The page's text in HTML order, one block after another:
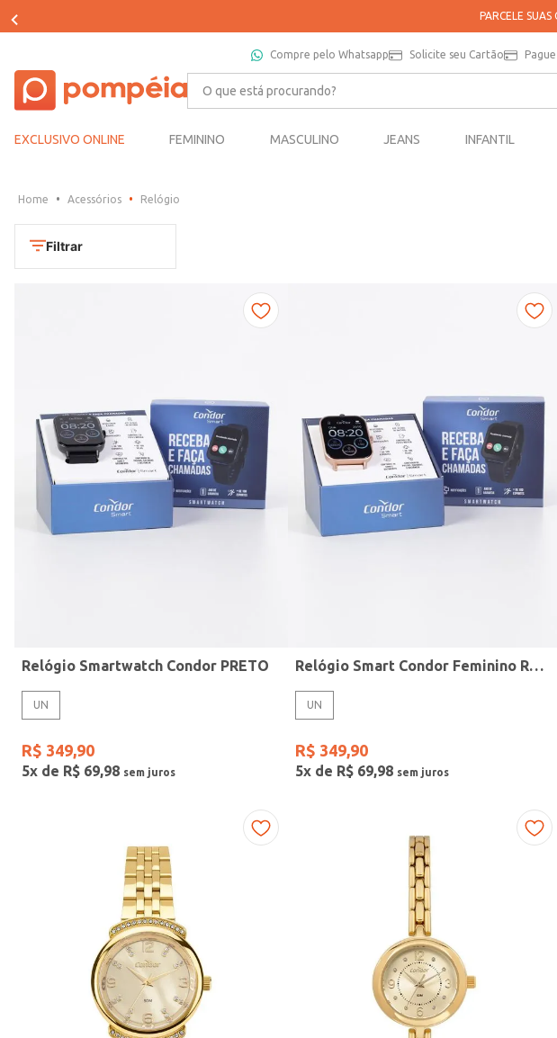
PARCELE
Compre pelo Whatsapp Solicite seu Cartão
O que está procurando?
EXCLUSIVO ONLINE FEMININO MASCULINO JEANS INFANTIL
Acessórios Relógio
Filtrar
UN
Mormaii
Casio
Gang
Prata
Preto
Rose
Estilo
Relógio Smartwatch Condor PRETO
UN
R$ 349,90
5x de R$ 69,98
Relógio Smart Condor Feminino ROSE
UN
R$ 349,90
5x de R$ 69,98